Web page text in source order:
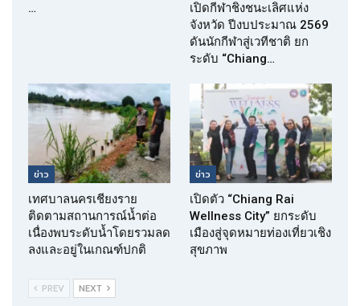
…
เปิดกีฬาชิงชนะเลิศแห่ง
จังหวัด ปีงบประมาณ 2569
ดันนักกีฬาสู่เวทีชาติ ยก
ระดับ “Chiang…
ข่าว
เทศบาลนครเชียงราย
ติดตามสถานการณ์น้ำต่อ
เนื่องพบระดับน้ำโดยรวมลด
ลงและอยู่ในเกณฑ์ปกติ
ข่าว
เปิดตัว “Chiang Rai
Wellness City” ยกระดับ
เมืองสู่จุดหมายท่องเที่ยวเชิง
สุขภาพ
PREV NEXT